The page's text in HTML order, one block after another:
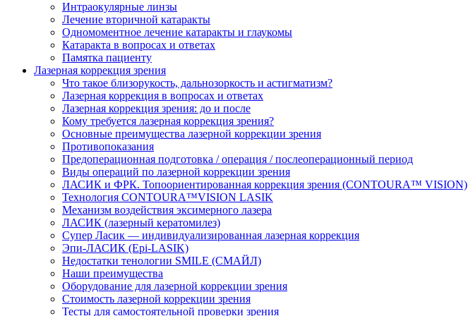
Интраокулярные линзы
Лечение вторичной катаракты
Одномоментное лечение катаракты и глаукомы
Катаракта в вопросах и ответах
Памятка пациенту
Лазерная коррекция зрения
Что такое близорукость, дальнозоркость и астигматизм?
Лазерная коррекция в вопросах и ответах
Лазерная коррекция зрения: до и после
Кому требуется лазерная коррекция зрения?
Основные преимущества лазерной коррекции зрения
Противопоказания
Предоперационная подготовка / операция / послеоперационный период
Виды операций по лазерной коррекции зрения
ЛАСИК и ФРК. Топоориентированная коррекция зрения (CONTOURA™ VISION)
Технология CONTOURA™VISION LASIK
Механизм воздействия эксимерного лазера
ЛАСИК (лазерный кератомилез)
Супер Ласик — индивидуализированная лазерная коррекция
Эпи-ЛАСИК (Epi-LASIK)
Недостатки тенологии SMILE (СМАЙЛ)
Наши преимущества
Оборудование для лазерной коррекции зрения
Стоимость лазерной коррекции зрения
Тесты для самостоятельной проверки зрения